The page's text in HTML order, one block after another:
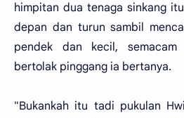
himpitan dua tenaga sinkang
depan dan turun sambil
pendek dan kecil,
bertolak pinggang ia bertanya.
"Bukankah itu tadi pukulan